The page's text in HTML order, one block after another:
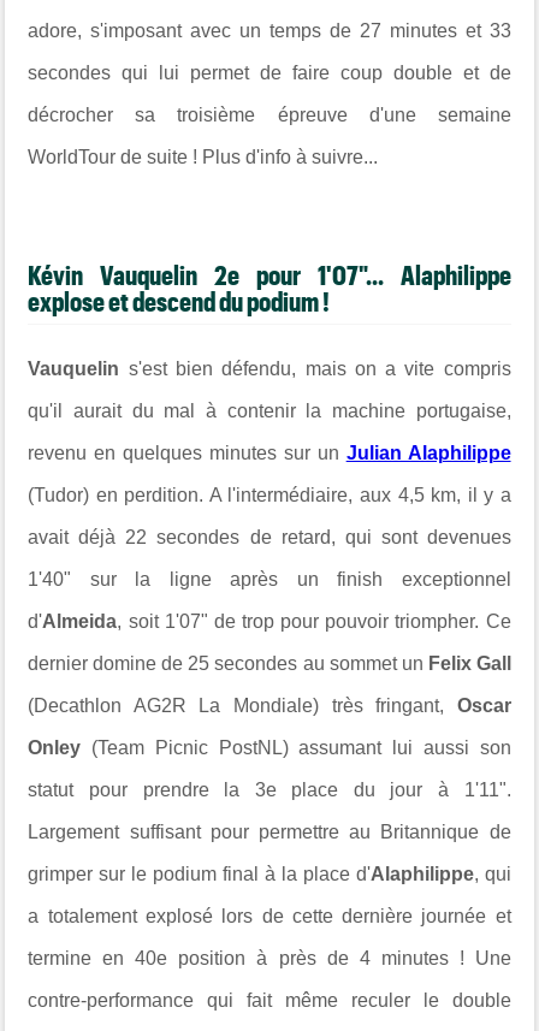
adore, s'imposant avec un temps de 27 minutes et 33
secondes qui lui permet de faire coup double et de
décrocher sa troisième épreuve d'une semaine
WorldTour de suite ! Plus d'info à suivre...
Kévin Vauquelin 2e pour 1'07"... Alaphilippe
explose et descend du podium !
Vauquelin s'est bien défendu, mais on a vite compris
qu'il aurait du mal à contenir la machine portugaise,
revenu en quelques minutes sur un Julian Alaphilippe
(Tudor) en perdition. A l'intermédiaire, aux 4,5 km, il y a
avait déjà 22 secondes de retard, qui sont devenues
1'40" sur la ligne après un finish exceptionnel
d'Almeida, soit 1'07" de trop pour pouvoir triompher. Ce
dernier domine de 25 secondes au sommet un Felix Gall
(Decathlon AG2R La Mondiale) très fringant, Oscar
Onley (Team Picnic PostNL) assumant lui aussi son
statut pour prendre la 3e place du jour à 1'11".
Largement suffisant pour permettre au Britannique de
grimper sur le podium final à la place d'Alaphilippe, qui
a totalement explosé lors de cette dernière journée et
termine en 40e position à près de 4 minutes ! Une
contre-performance qui fait même reculer le double